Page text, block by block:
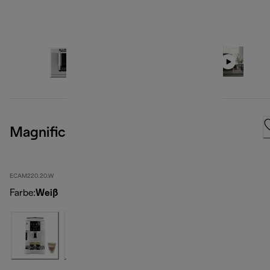
Magnifica Start, White
ECAM220.20.W
Farbe:Weiß